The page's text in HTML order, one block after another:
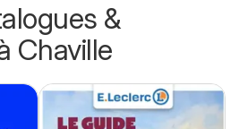
&
Chaville